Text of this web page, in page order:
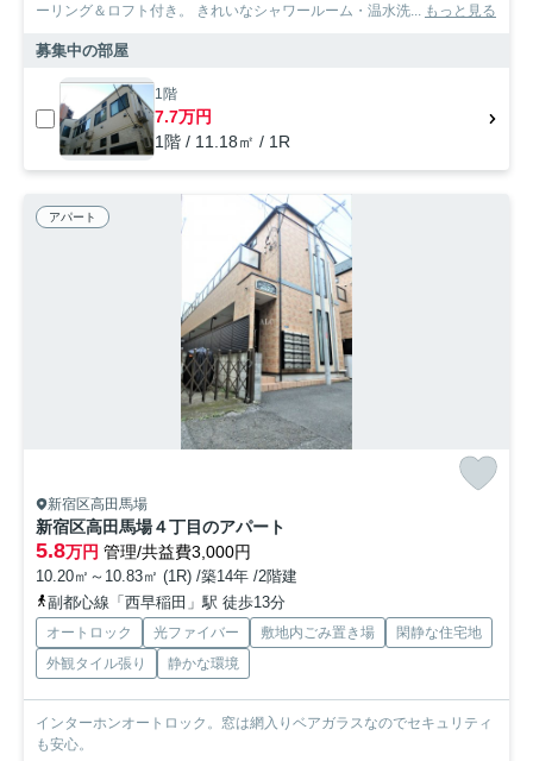
ーリング＆ロフト付き。 きれいなシャワールーム・温水洗... もっと見る
募集中の部屋
1階
7.7万円
1階 / 11.18㎡ / 1R
アパート
新宿区高田馬場
新宿区高田馬場４丁目のアパート
5.8万円 管理/共益費3,000円
10.20㎡～10.83㎡ (1R) /築14年 /2階建
副都心線「西早稲田」駅 徒歩13分
オートロック 光ファイバー 敷地内ごみ置き場
閑静な住宅地
外観タイル張り
静かな環境
インターホンオートロック。窓は網入りベアガラスなのでセキュリティ
も安心。